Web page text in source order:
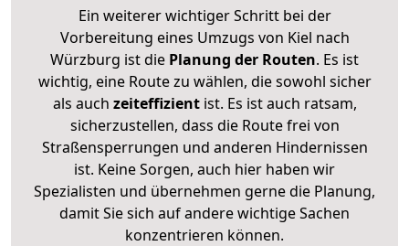
Ein weiterer wichtiger Schritt bei der
Vorbereitung eines Umzugs von Kiel nach
Würzburg ist die Planung der Routen. Es ist
wichtig, eine Route zu wählen, die sowohl sicher
als auch zeiteffizientist. Es ist auch ratsam,
sicherzustellen, dass die Route frei von
Straßensperrungen und anderen Hindernissen
ist. Keine Sorgen, auch hier haben wir
Spezialisten und übernehmen gerne die Planung,
damit Sie sich auf andere wichtige Sachen
konzentrieren können.